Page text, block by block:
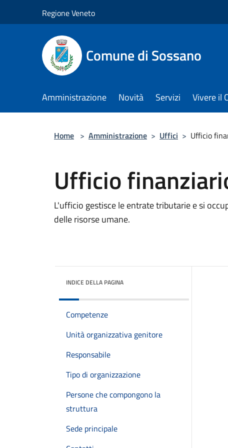
Regione Veneto
Comune di Sossano
Amministrazione Novità Servizi Vivere il
Home > Amministrazione > Uffici > Ufficio
Ufficio
L'ufficio gestisce le entrate tributarie e si
delle risorse umane.
INDICE DELLA PAGINA
Competenze
Unità organizzativa genitore
Responsabile
Tipo di organizzazione
Persone che compongono la
struttura
Sede principale